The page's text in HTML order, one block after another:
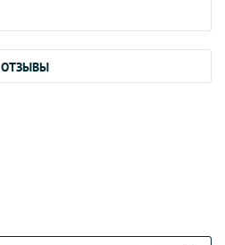
ОТЗЫВЫ